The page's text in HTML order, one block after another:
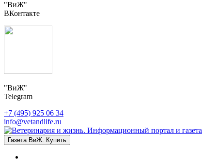
"ВиЖ"
ВКонтакте
"ВиЖ"
Telegram
+7 (495) 925 06 34
info@vetandlife.ru
Газета ВиЖ. Купить